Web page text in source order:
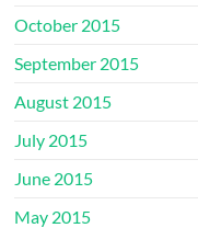
October 2015
September 2015
August 2015
July 2015
June 2015
May 2015